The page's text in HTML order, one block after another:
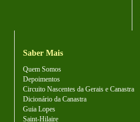
Saber Mais
Quem Somos
Depoimentos
Circuito Nascentes da Gerais e Canastra
Dicionário da Canastra
Guia Lopes
Saint-Hilaire